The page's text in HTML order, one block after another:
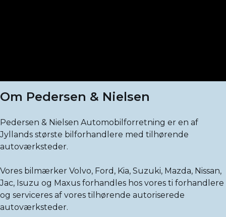
Om Pedersen & Nielsen
Pedersen & Nielsen Automobilforretning er en af
Jyllands største bilforhandlere med tilhørende
autoværksteder.
Vores bilmærker Volvo, Ford, Kia, Suzuki, Mazda, Nissan,
Jac, Isuzu og Maxus forhandles hos vores ti forhandlere
og serviceres af vores tilhørende autoriserede
autoværksteder.